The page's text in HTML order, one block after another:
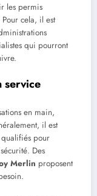
les permis
Pour cela, il est
qui pourront
service
en main,
il est
pour
Des
Merlin proposent